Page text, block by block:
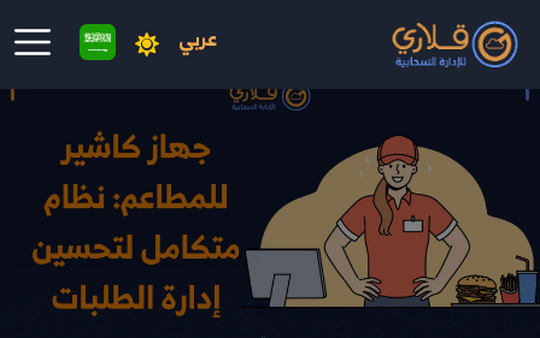
عربي
انتقال إلى المحتوى الرئيسي